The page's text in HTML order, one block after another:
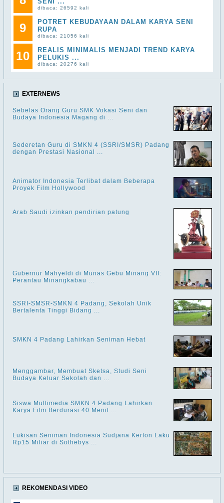
dibaca: 26592 kali
9
POTRET KEBUDAYAAN DALAM KARYA SENI
RUPA
dibaca: 21056 kali
10
REALIS MINIMALIS MENJADI TREND KARYA
PELUKIS ...
dibaca: 20276 kali
EXTERNEWS
Sebelas Orang Guru SMK Vokasi Seni dan
Budaya Indonesia Magang di ...
Sederetan Guru di SMKN 4 (SSRI/SMSR) Padang
dengan Prestasi Nasional ...
Animator Indonesia Terlibat dalam Beberapa
Proyek Film Hollywood
Arab Saudi izinkan pendirian patung
Gubernur Mahyeldi di Munas Gebu Minang VII:
Perantau Minangkabau ...
SSRI-SMSR-SMKN 4 Padang, Sekolah Unik
Bertalenta Tinggi Bidang ...
SMKN 4 Padang Lahirkan Seniman Hebat
Menggambar, Membuat Sketsa, Studi Seni
Budaya Keluar Sekolah dan ...
Siswa Multimedia SMKN 4 Padang Lahirkan
Karya Film Berdurasi 40 Menit ...
Lukisan Seniman Indonesia Sudjana Kerton Laku
Rp15 Miliar di Sothebys ...
REKOMENDASI VIDEO